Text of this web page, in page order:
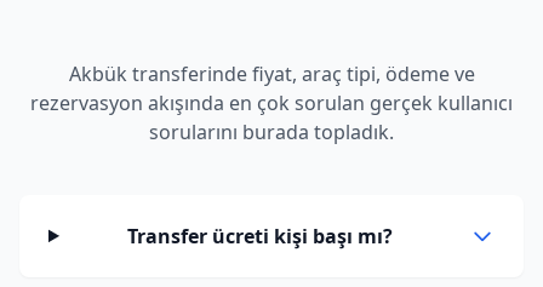
Akbük transferinde fiyat, araç tipi, ödeme ve
rezervasyon akışında en çok sorulan gerçek kullanıcı
sorularını burada topladık.
Transfer ücreti kişi başı mı?